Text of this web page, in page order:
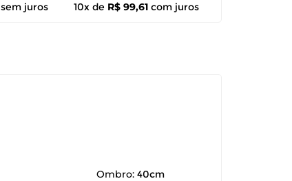
sem juros
10x de R$ 99,61 com juros
Ombro: 40cm